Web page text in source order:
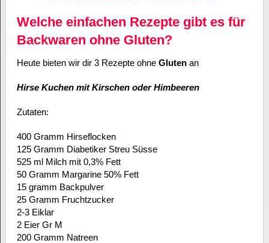
Welche einfachen Rezepte gibt es für
Backwaren ohne Gluten?
Heute bieten wir dir 3 Rezepte ohne Glutenan
Hirse Kuchen mit Kirschen oder Himbeeren
Zutaten:
400 Gramm Hirseflocken
125 Gramm Diabetiker Streu Süsse
525 ml Milch mit 0,3% Fett
50 Gramm Margarine 50% Fett
15 gramm Backpulver
25 Gramm Fruchtzucker
2-3 Eiklar
2 Eier Gr M
200 Gramm Natreen